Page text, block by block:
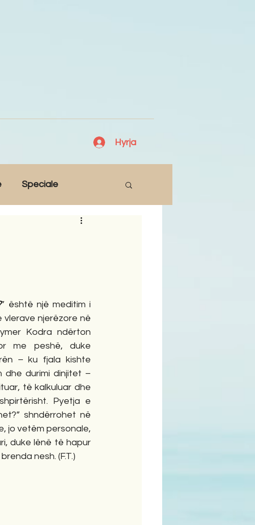
Hyrja
Speciale
” është një meditim i
vlerave njerëzore në
Kodra ndërton
me peshë, duke
– ku fjala kishte
dhe durimi dinjitet –
të kalkuluar dhe
Pyetja e
shndërrohet në
jo vetëm personale,
duke lënë të hapur
nesh. (F.T.)